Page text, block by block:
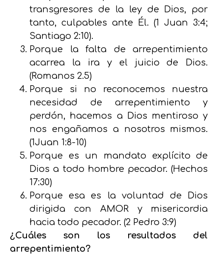
transgresores de la ley de Dios, por
tanto, culpables ante Él. (1 Juan 3:4;
Santiago 2:10).
Porque la falta de arrepentimiento
acarrea la ira y el juicio de Dios.
(Romanos 2.5)
Porque si no reconocemos nuestra
necesidad de arrepentimiento y
perdón, hacemos a Dios mentiroso y
nos engañamos a nosotros mismos.
(1Juan 1:8-10)
Porque es un mandato explícito de
Dios a todo hombre pecador. (Hechos
17:30)
Porque esa es la voluntad de Dios
dirigida con AMOR y misericordia
hacia todo pecador. (2 Pedro 3:9)
¿Cuáles son los resultados del
arrepentimiento?